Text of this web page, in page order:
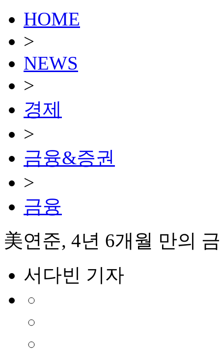
HOME
>
NEWS
>
경제
>
금융&증권
>
금융
美연준, 4년 6개월 만의
서다빈 기자